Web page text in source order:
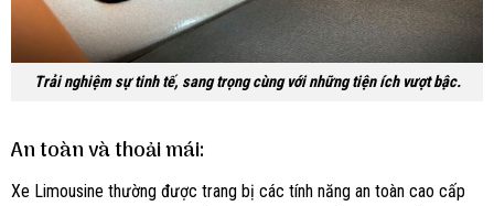
Trải nghiệm sự tinh tế, sang trọng cùng với những tiện ích vượt bậc.
An toàn và thoải mái:
Xe Limousine thường được trang bị các tính năng an toàn cao cấp